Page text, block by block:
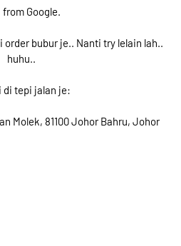
from Google.
bubur je.. Nanti try lelain lah..
huhu..
di tepi jalan je:
Molek, 81100 Johor Bahru, Johor